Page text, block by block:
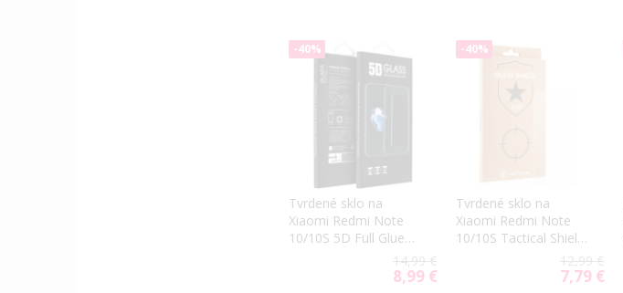
-40%
Tvrdené sklo na
Xiaomi Redmi Note
10/10S 5D Full Glue
14,99 €
Special
8,99 €
-40%
Tvrdené sklo na
Xiaomi Redmi Note
10/10S Tactical Shield
12,99 €
Special
7,79 €